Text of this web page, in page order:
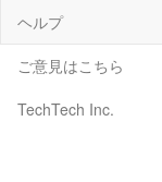
ヘルプ
ご意見はこちら
TechTech Inc.